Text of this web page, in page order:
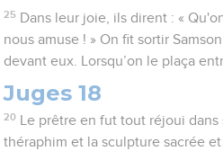
25 Dans leur joie, ils dirent : «
nous amuse ! » On fit sortir
devant eux. Lorsqu’on le plaça
Juges 18
20
Le prêtre en fut tout réjoui
théraphim et la sculpture sacrée